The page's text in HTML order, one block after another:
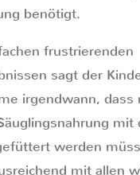
benötigt.
frustrierenden
sagt der
irgendwann, dass
mit
werden
mit allen